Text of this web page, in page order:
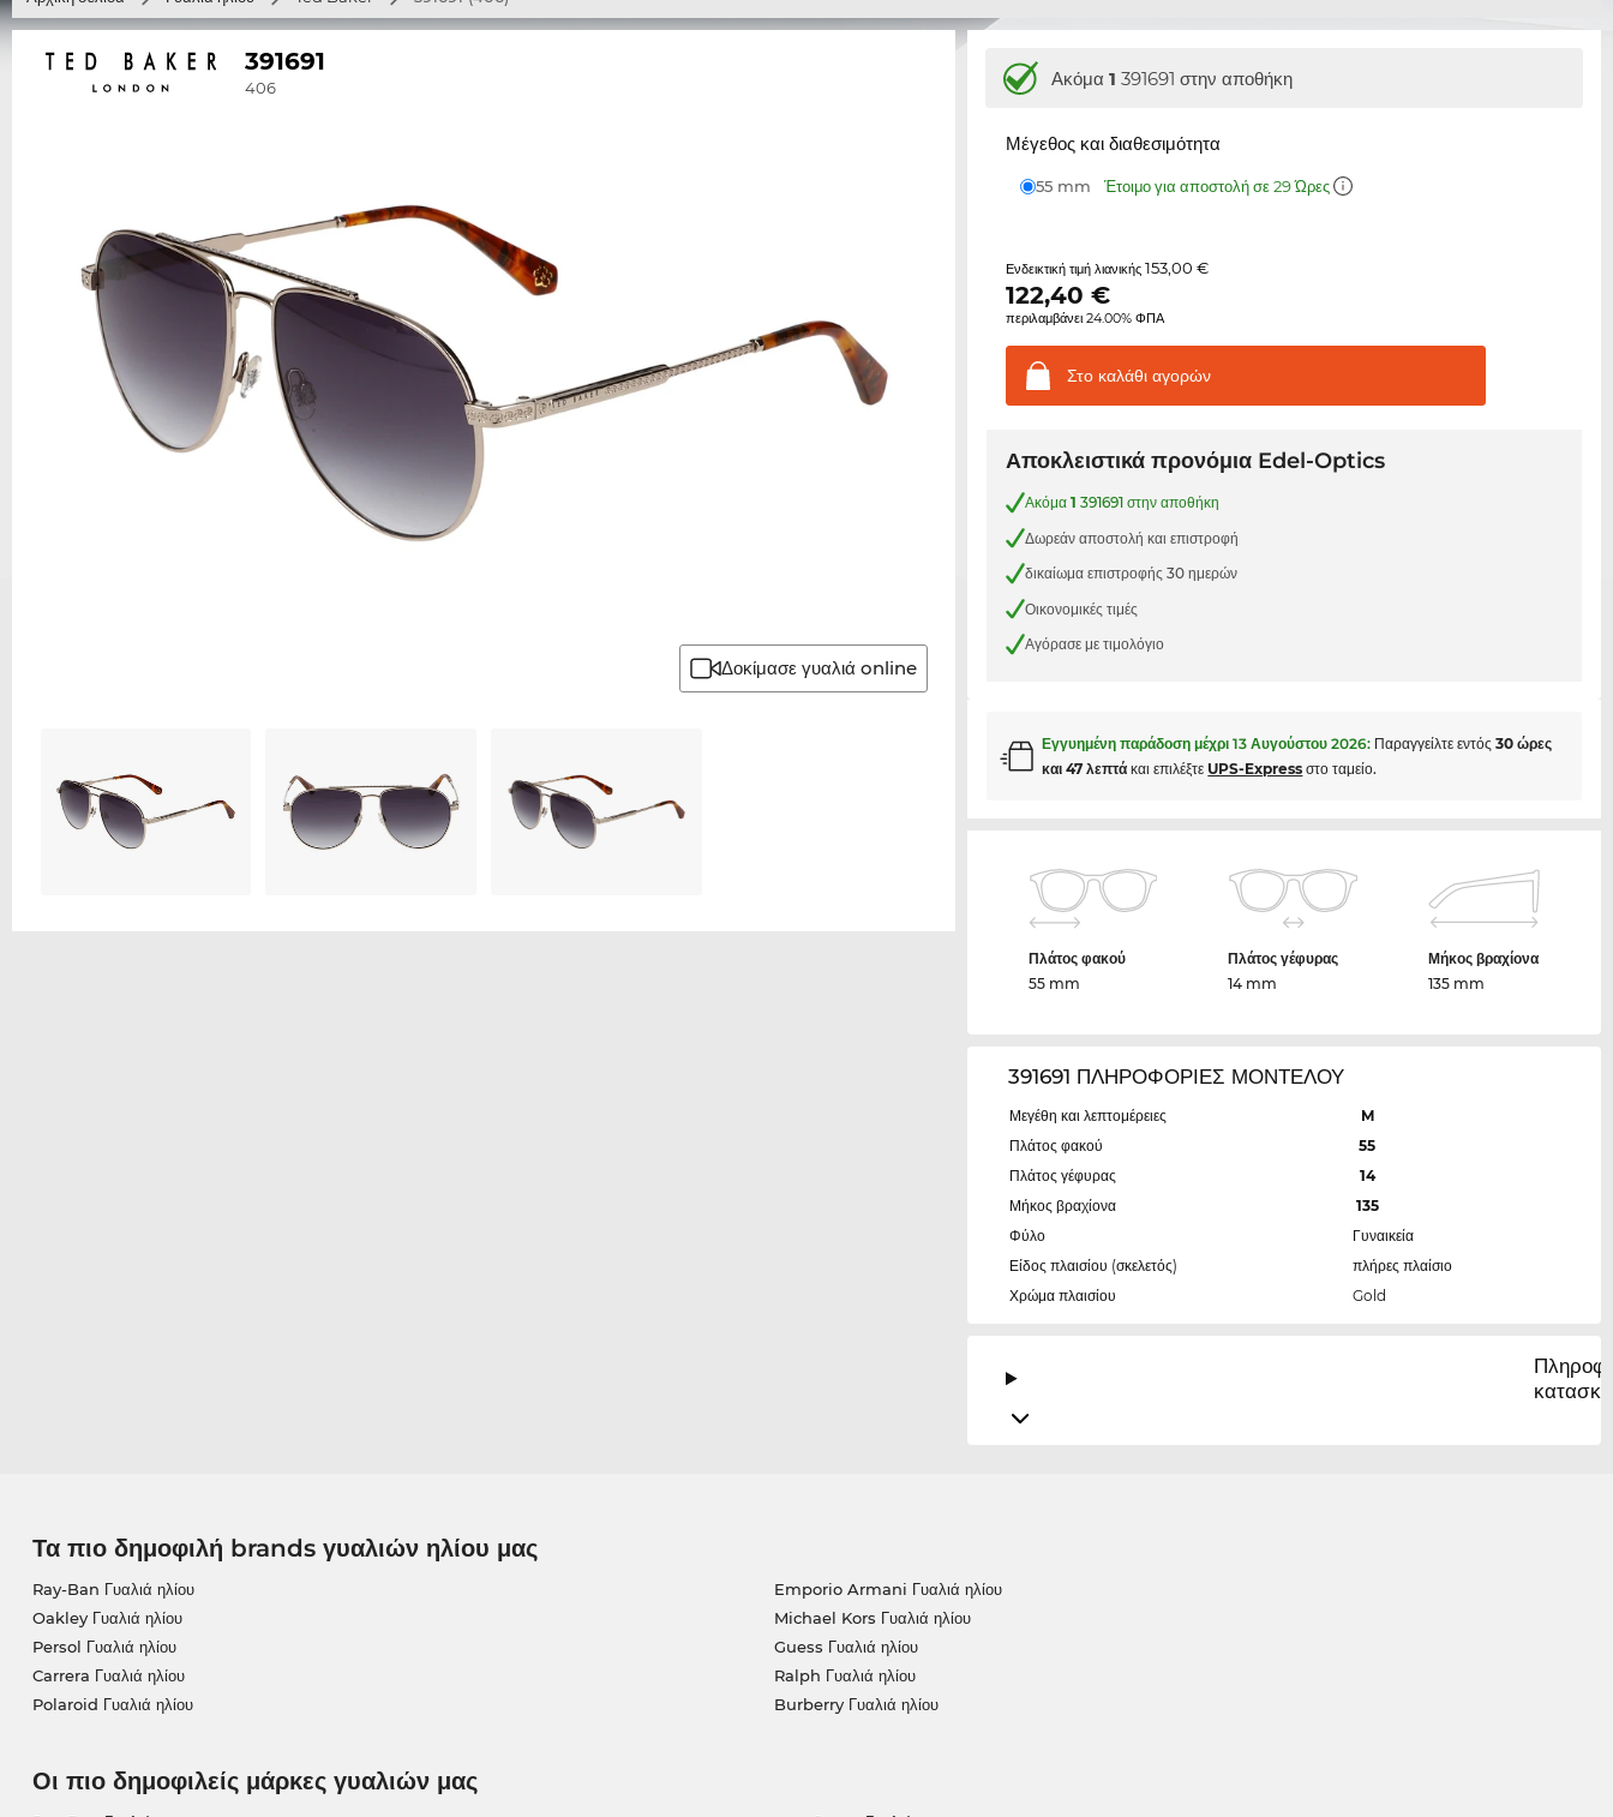
391691
406
Δοκίμασε γυαλιά online
Ακόμα1 391691 στην αποθήκη
Μέγεθος και διαθεσιμότητα
55 mm Έτοιμο για αποστολή σε 29 Ώρες
Ενδεικτική τιμή λιανικής153,00 €
122,40 €
περιλαμβάνει 24.00% ΦΠΑ
Στο καλάθι αγορών
Αποκλειστικά προνόμια Edel-Optics
Ακόμα1 391691 στην αποθήκη
Δωρεάν αποστολή και επιστροφή
δικαίωμα επιστροφής 30 ημερών
Οικονομικές τιμές
Αγόρασε με τιμολόγιο
Εγγυημένη παράδοση μέχρι13 Αυγούστου 2026: Παραγγείλτε εντός30 ώρες
και 47 λεπτά και επιλέξτε UPS-Express στο ταμείο.
Πλάτος φακού
55 mm
Πλάτος γέφυρας
14 mm
Μήκος βραχίονα
135 mm
391691 ΠΛΗΡΟΦΟΡΙΕΣ ΜΟΝΤΕΛΟΥ
Μεγέθη και λεπτομέρειες
M
Πλάτος φακού
55
Πλάτος γέφυρας
14
Μήκος βραχίονα
135
Φύλο
Γυναικεία
Είδος πλαισίου (σκελετός)
πλήρες πλαίσιο
Χρώμα πλαισίου
Gold
Τα πιο δημοφιλή brands γυαλιών ηλίου μας
Ray-Ban Γυαλιά ηλίου
Oakley Γυαλιά ηλίου
Persol Γυαλιά ηλίου
Carrera Γυαλιά ηλίου
Polaroid Γυαλιά ηλίου
Emporio Armani Γυαλιά ηλίου
Michael Kors Γυαλιά ηλίου
Guess Γυαλιά ηλίου
Ralph Γυαλιά ηλίου
Burberry Γυαλιά ηλίου
Οι πιο δημοφιλείς μάρκες γυαλιών μας